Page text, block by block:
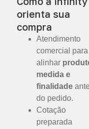
orienta sua
compra
Atendimento
comercial para
alinhar
medida e
finalidade
do pedido.
Cotação
preparada